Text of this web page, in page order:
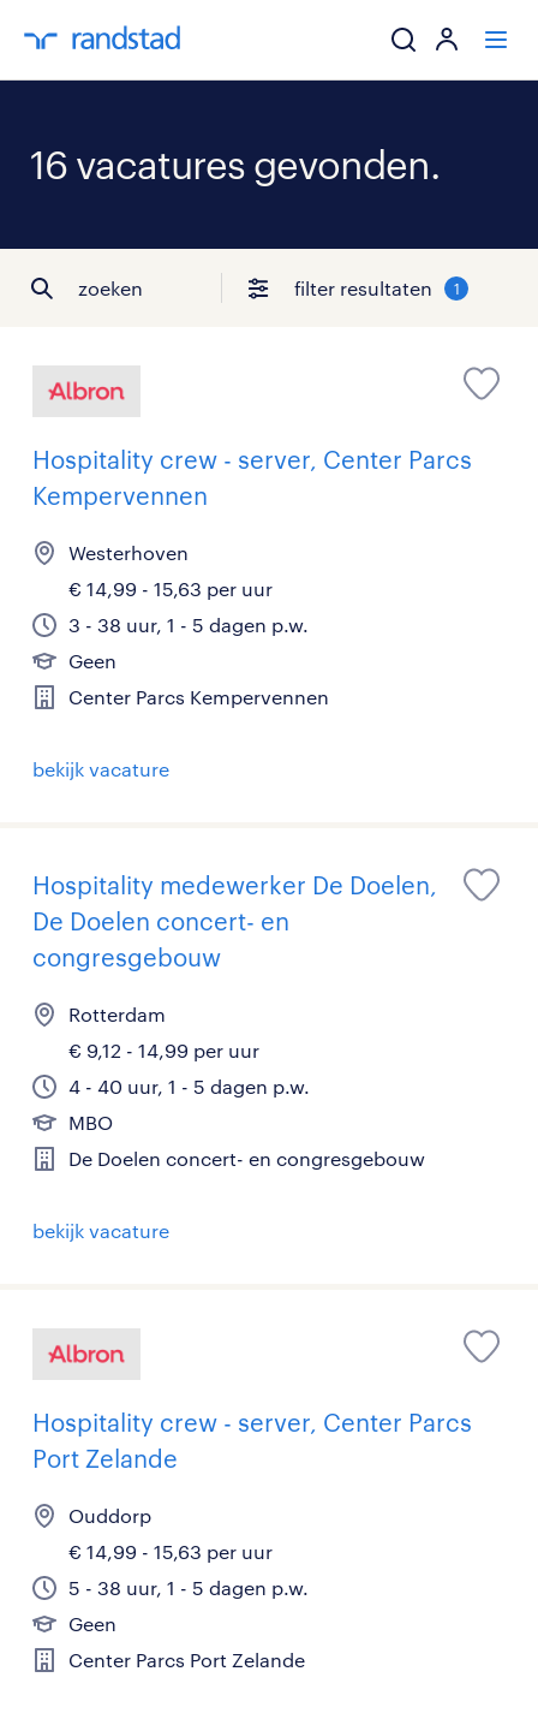
ik zoek een
16 vacatures gevonden.
zoeken filter resultaten 1
Hospitality crew - server, Center Parcs
Kempervennen
Westerhoven
€ 14,99 - 15,63 per uur
3 - 38 uur, 1 - 5 dagen p.w.
Geen
Center Parcs Kempervennen
bekijk vacature
Hospitality medewerker De Doelen,
De Doelen concert- en
congresgebouw
Rotterdam
€ 9,12 - 14,99 per uur
4 - 40 uur, 1 - 5 dagen p.w.
MBO
De Doelen concert- en congresgebouw
bekijk vacature
Hospitality crew - server, Center Parcs
Port Zelande
Ouddorp
€ 14,99 - 15,63 per uur
5 - 38 uur, 1 - 5 dagen p.w.
Geen
Center Parcs Port Zelande